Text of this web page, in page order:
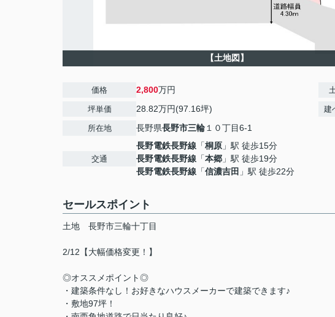
【土地図】
価格 2,800万円
坪単価 28.82万円(97.16坪)
所在地 長野県長野市三輪 １０丁目6-1
交通
長野電鉄長野線 「桐原 」駅 徒歩15分
長野電鉄長野線 「本郷 」駅 徒歩19分
長野電鉄長野線 「信濃吉田 」駅 徒歩22分
建
セールスポイント
土地 長野市三輪十丁目
2/12【大幅価格変更！】
◎オススメポイント◎
・建築条件なし！お好きなハウスメーカーで建築できます♪
・敷地97坪！